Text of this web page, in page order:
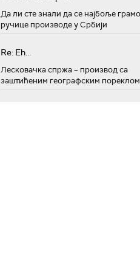
Да ли сте знали да се најбоље
ручице производе у Србији
Re: Eh...
Лесковачка спржа – производ са
заштићеним географским пореклом